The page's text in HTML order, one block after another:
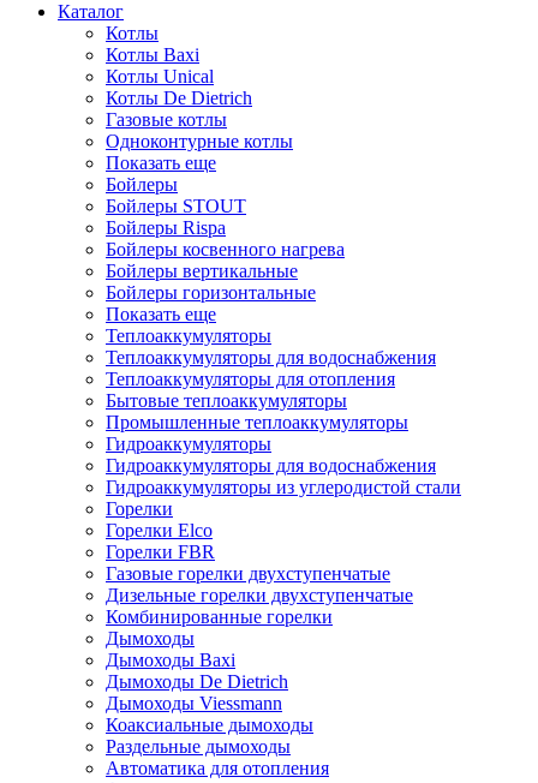
Каталог
Котлы
Котлы Baxi
Котлы Unical
Котлы De Dietrich
Газовые котлы
Одноконтурные котлы
Показать еще
Бойлеры
Бойлеры STOUT
Бойлеры Rispa
Бойлеры косвенного нагрева
Бойлеры вертикальные
Бойлеры горизонтальные
Показать еще
Теплоаккумуляторы
Теплоаккумуляторы для водоснабжения
Теплоаккумуляторы для отопления
Бытовые теплоаккумуляторы
Промышленные теплоаккумуляторы
Гидроаккумуляторы
Гидроаккумуляторы для водоснабжения
Гидроаккумуляторы из углеродистой стали
Горелки
Горелки Elco
Горелки FBR
Газовые горелки двухступенчатые
Дизельные горелки двухступенчатые
Комбинированные горелки
Дымоходы
Дымоходы Baxi
Дымоходы De Dietrich
Дымоходы Viessmann
Коаксиальные дымоходы
Раздельные дымоходы
Автоматика для отопления